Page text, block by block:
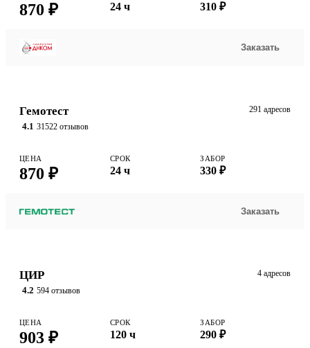
870 ₽ 24 ч 310 ₽
Заказать
Гемотест
4.1 31522 отзывов
291 адресов
ЦЕНА
870 ₽
СРОК
24 ч
ЗАБОР
330 ₽
Заказать
ЦИР
4.2 594 отзывов
4 адресов
ЦЕНА
903 ₽
СРОК
120 ч
ЗАБОР
290 ₽